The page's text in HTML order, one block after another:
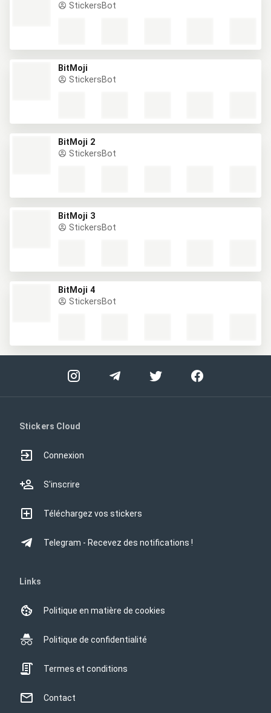
StickersBot
BitMoji
StickersBot
BitMoji 2
StickersBot
BitMoji 3
StickersBot
BitMoji 4
StickersBot
Stickers Cloud
Connexion
S'inscrire
Téléchargez vos stickers
Telegram - Recevez des notifications !
Links
Politique en matière de cookies
Politique de confidentialité
Termes et conditions
Contact